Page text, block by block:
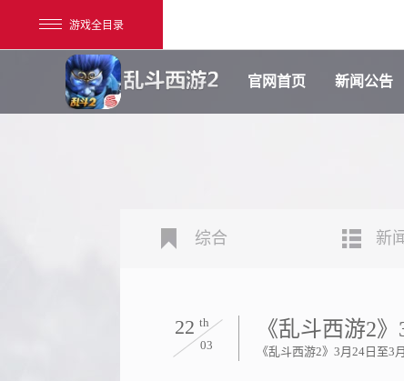
游戏全目录
乱斗西游2
官网首页 新闻公告
综合 新闻
03
22 th 《乱斗西游2
《乱斗西游2》3月24日至3